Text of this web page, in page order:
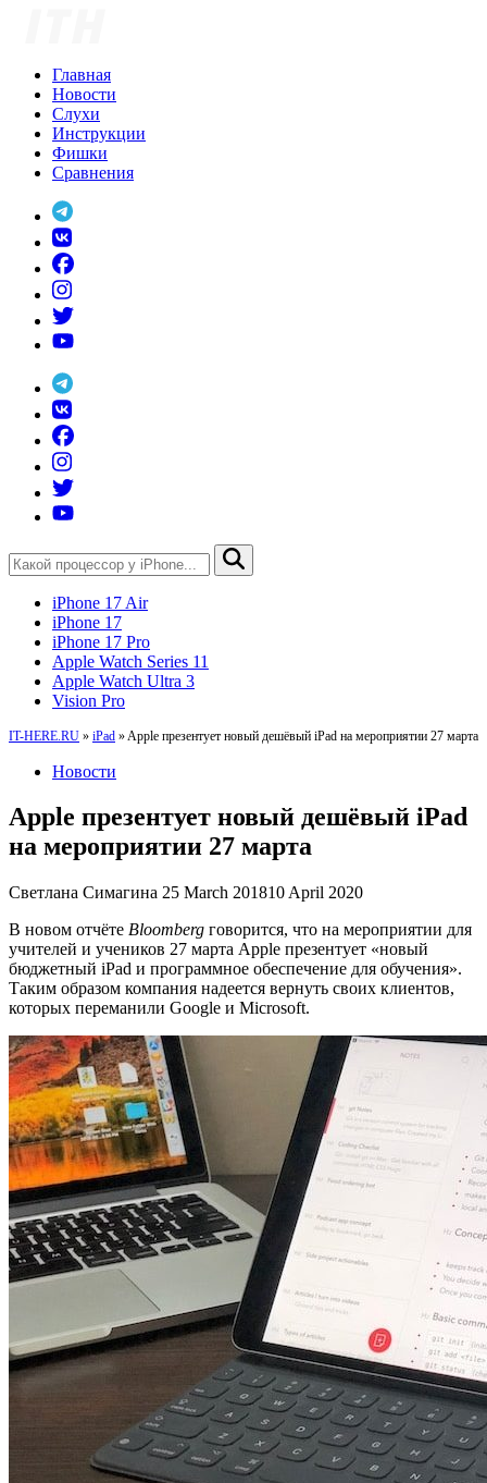
Главная
Новости
Слухи
Инструкции
Фишки
Сравнения
iPhone 17 Air
iPhone 17
iPhone 17 Pro
Apple Watch Series 11
Apple Watch Ultra 3
Vision Pro
IT-HERE.RU » iPad » Apple презентует новый дешёвый iPad на мероприятии 27 марта
Новости
Apple презентует новый дешёвый iPad
на мероприятии 27 марта
Светлана Симагина 25 March 201810 April 2020
В новом отчёте Bloomberg говорится, что на мероприятии для
учителей и учеников 27 марта Apple презентует «новый
бюджетный iPad и программное обеспечение для обучения».
Таким образом компания надеется вернуть своих клиентов,
которых переманили Google и Microsoft.